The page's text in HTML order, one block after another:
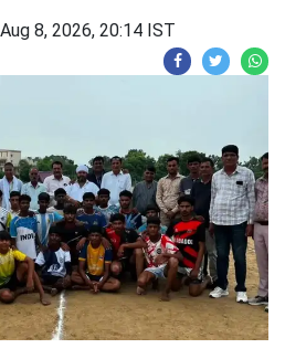
Aug 8, 2026, 20:14 IST